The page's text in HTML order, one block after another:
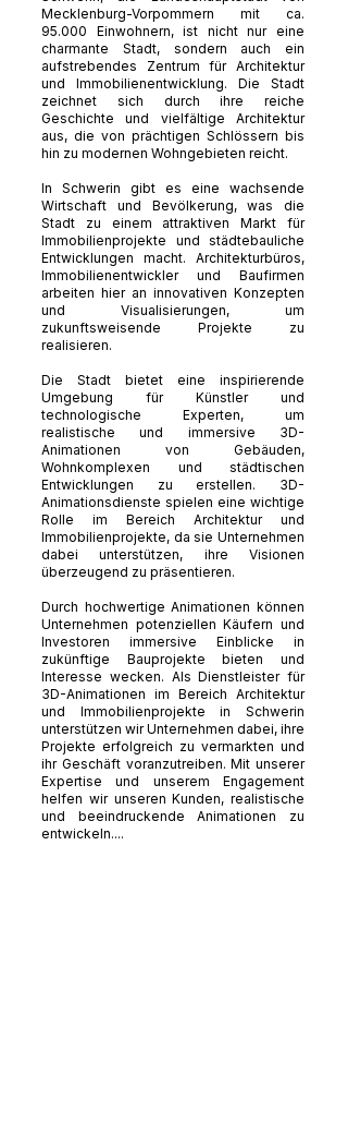
Mecklenburg-Vorpommern mit ca.
95.000 Einwohnern, ist nicht nur eine
charmante Stadt, sondern auch ein
aufstrebendes Zentrum für Architektur
und Immobilienentwicklung. Die Stadt
zeichnet sich durch ihre reiche
Geschichte und vielfältige Architektur
aus, die von prächtigen Schlössern bis
hin zu modernen Wohngebieten reicht.
In Schwerin gibt es eine wachsende
Wirtschaft und Bevölkerung, was die
Stadt zu einem attraktiven Markt für
Immobilienprojekte und städtebauliche
Entwicklungen macht. Architekturbüros,
Immobilienentwickler und Baufirmen
arbeiten hier an innovativen Konzepten
und Visualisierungen, um
zukunftsweisende Projekte zu
realisieren.
Die Stadt bietet eine inspirierende
Umgebung für Künstler und
technologische Experten, um
realistische und immersive 3D-
Animationen von Gebäuden,
Wohnkomplexen und städtischen
Entwicklungen zu erstellen. 3D-
Animationsdienste spielen eine wichtige
Rolle im Bereich Architektur und
Immobilienprojekte, da sie Unternehmen
dabei unterstützen, ihre Visionen
überzeugend zu präsentieren.
Durch hochwertige Animationen können
Unternehmen potenziellen Käufern und
Investoren immersive Einblicke in
zukünftige Bauprojekte bieten und
Interesse wecken. Als Dienstleister für
3D-Animationen im Bereich Architektur
und Immobilienprojekte in Schwerin
unterstützen wir Unternehmen dabei, ihre
Projekte erfolgreich zu vermarkten und
ihr Geschäft voranzutreiben. Mit unserer
Expertise und unserem Engagement
helfen wir unseren Kunden, realistische
und beeindruckende Animationen zu
entwickeln....